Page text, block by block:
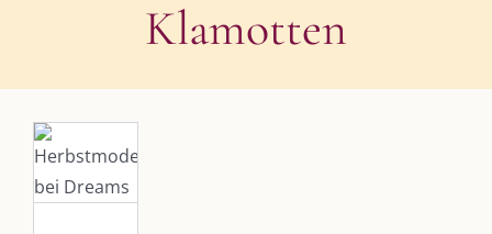
Klamotten
Jahreszeit
?“